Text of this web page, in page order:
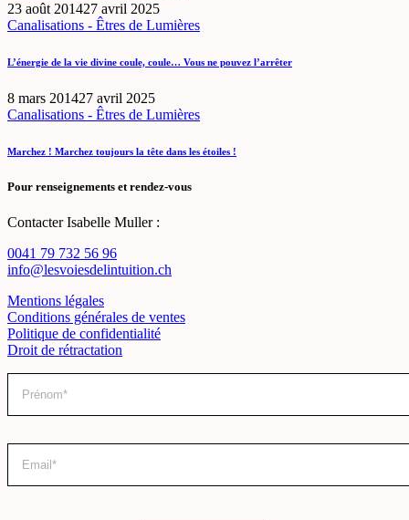
23 août 201427 avril 2025
Canalisations - Êtres de Lumières
L’énergie de la vie divine coule, coule… Vous ne pouvez l’arrêter
8 mars 201427 avril 2025
Canalisations - Êtres de Lumières
Marchez ! Marchez toujours la tête dans les étoiles !
Pour renseignements et rendez-vous
Contacter Isabelle Muller :
0041 79 732 56 96
info@lesvoiesdelintuition.ch
Mentions légales
Conditions générales de ventes
Politique de confidentialité
Droit de rétractation